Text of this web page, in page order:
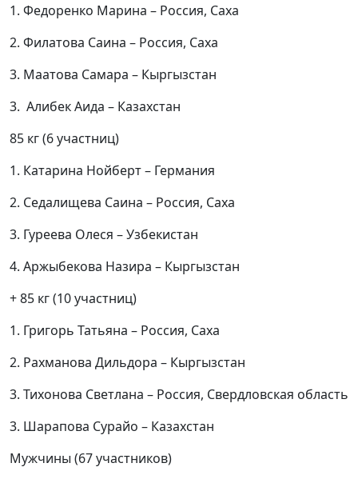
1. Федоренко Марина – Россия, Саха
2. Филатова Саина – Россия, Саха
3. Маатова Самара – Кыргызстан
3. Алибек Аида – Казахстан
85 кг (6 участниц)
1. Катарина Нойберт – Германия
2. Седалищева Саина – Россия, Саха
3. Гуреева Олеся – Узбекистан
4. Аржыбекова Назира – Кыргызстан
+ 85 кг (10 участниц)
1. Григорь Татьяна – Россия, Саха
2. Рахманова Дильдора – Кыргызстан
3. Тихонова Светлана – Россия, Свердловская область
3. Шарапова Сурайо – Казахстан
Мужчины (67 участников)